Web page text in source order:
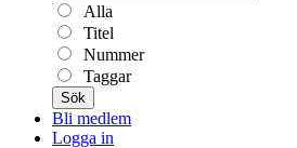
Alla
Titel
Nummer
Taggar
Sök
Bli medlem
Logga in